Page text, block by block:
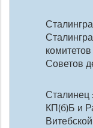
Советов
Сталинец
КП(б)Б и